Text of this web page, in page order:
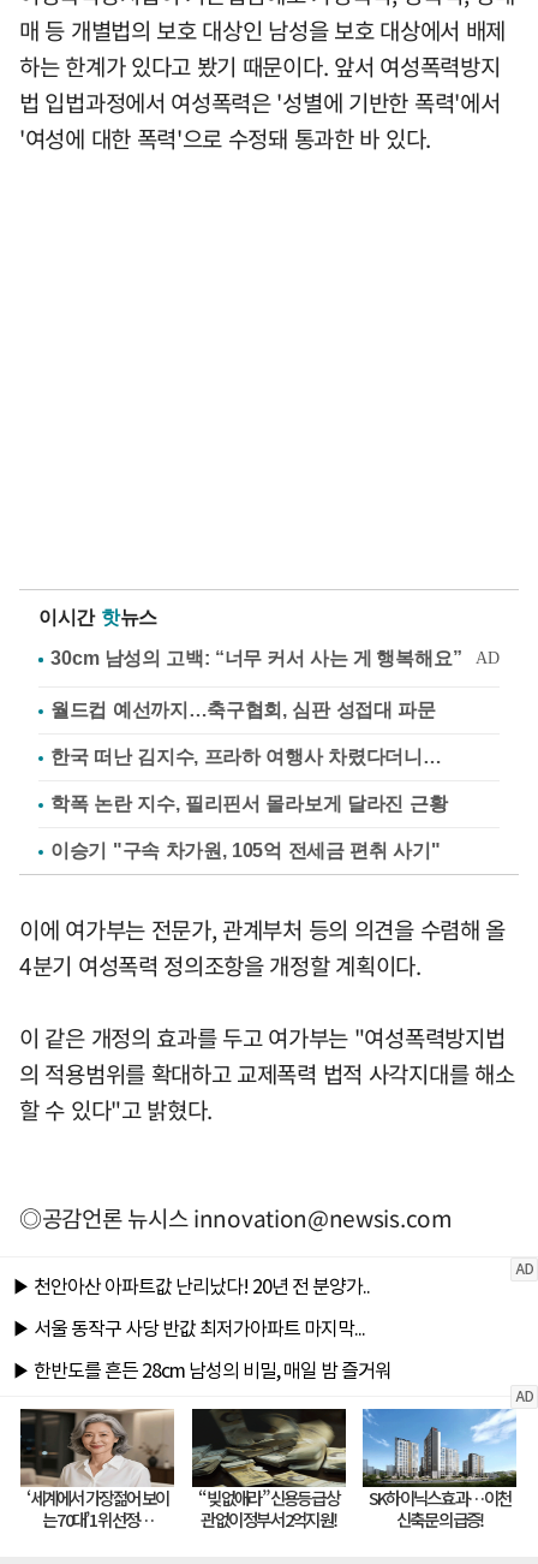
매 등 개별법의 보호 대상인 남성을 보호 대상에서 배제
하는 한계가 있다고 봤기 때문이다. 앞서 여성폭력방지
법 입법과정에서 여성폭력은 '성별에 기반한 폭력'에서
'여성에 대한 폭력'으로 수정돼 통과한 바 있다.
이시간 핫뉴스
월드컵 예선까지…축구협회, 심판 성접대 파문
한국 떠난 김지수, 프라하 여행사 차렸다더니…
학폭 논란 지수, 필리핀서 몰라보게 달라진 근황
이승기 "구속 차가원, 105억 전세금 편취 사기"
이에 여가부는 전문가, 관계부처 등의 의견을 수렴해 올
4분기 여성폭력 정의조항을 개정할 계획이다.
이 같은 개정의 효과를 두고 여가부는 "여성폭력방지법
의 적용범위를 확대하고 교제폭력 법적 사각지대를 해소
할 수 있다"고 밝혔다.
◎공감언론 뉴시스innovation@newsis.com